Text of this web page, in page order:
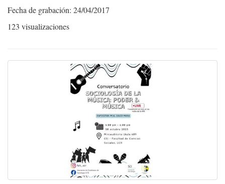
Fecha de grabación: 24/04/2017
123 visualizaciones